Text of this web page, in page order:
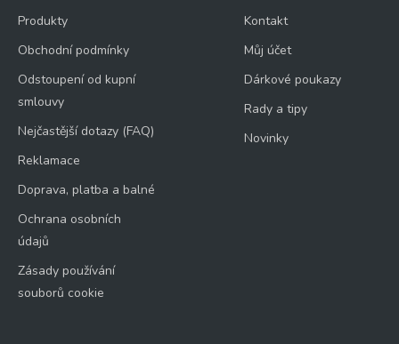
Produkty
Obchodní podmínky
Odstoupení od kupní
smlouvy
Nejčastější dotazy (FAQ)
Reklamace
Doprava, platba a balné
Ochrana osobních
údajů
Zásady používání
souborů cookie
Kontakt
Můj účet
Dárkové poukazy
Rady a tipy
Novinky